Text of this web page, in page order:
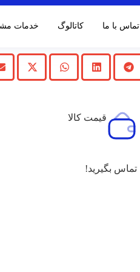
تماس با ما کاتالوگ‌ خدمات
قیمت کالا
تماس بگیرید!